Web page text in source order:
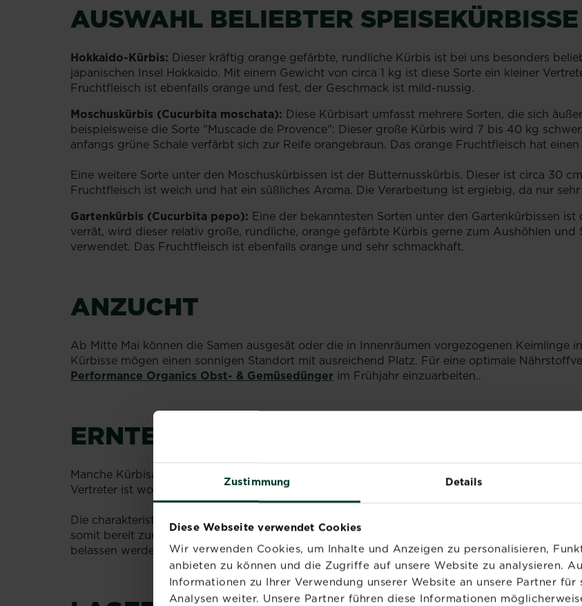
Zustimmung Details
Diese Webseite verwendet Cookies
Wir verwenden Cookies, um Inhalte und Anzeigen zu personalisieren,
anbieten zu können und die Zugriffe auf unsere Website zu analysieren.
Informationen zu Ihrer Verwendung unserer Website an unsere Partner für
Analysen weiter. Unsere Partner führen diese Informationen
AUSWAHL BELIEBTER SPEISEKÜRBISSE
Hokkaido-Kürbis: Dieser kräftig orange gefärbte, rundliche Kürbis ist bei uns besonders
japanischen Insel Hokkaido. Mit einem Gewicht von circa 1 kg ist diese Sorte ein kleiner
Fruchtfleisch ist ebenfalls orange und fest, der Geschmack ist mild-nussig.
Moschuskürbis (Cucurbita moschata): Diese Kürbisart umfasst mehrere Sorten, die sich
beispielsweise die Sorte "Muscade de Provence": Dieser große Kürbis wird 7 bis 40 kg
anfangs grüne Schale verfärbt sich zur Reife orangebraun. Das orange Fruchtfleisch hat
Eine weitere Sorte unter den Moschuskürbissen ist der Butternusskürbis. Dieser ist circa 30
Fruchtfleisch ist weich und hat ein süßliches Aroma. Die Verarbeitung ist ergiebig, da nur
Gartenkürbis (Cucurbita pepo): Eine der bekanntesten Sorten unter den Gartenkürbissen
verrät, wird dieser relativ große, rundliche, orange gefärbte Kürbis gerne zum Aushöhlen
verwendet. Das Fruchtfleisch ist ebenfalls orange und sehr schmackhaft.
ANZUCHT
Ab Mitte Mai können die Samen ausgesät oder die in Innenräumen vorgezogenen Keimlinge
Kürbisse mögen einen sonnigen Standort mit ausreichend Platz. Für eine optimale
Performance Organics Obst- & Gemüsedünger im Frühjahr einzuarbeiten..
ERNTE
Manche Kürbisarten können bereits im Sommer geerntet werden und werden
Vertreter ist wohl die Zucchini. Sommerkürbisse zeichnen sich durch eine dünne Schale und
Die charakteristischen Speisekürbisse wie Hokkaido sind "Winterkürbisse", die im Herbst reif
somit bereit zur Ernte, wenn er beim Klopfen hohl klingt. Außerdem sollte der Stiel hart,
belassen werden, damit keine Schaderreger eindringen und die Frucht möglichst lange